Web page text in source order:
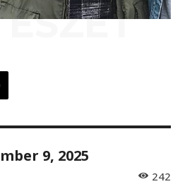
9, 2025
242